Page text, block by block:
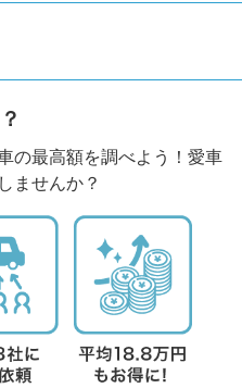
の最高額を調べよう！愛車
ませんか？